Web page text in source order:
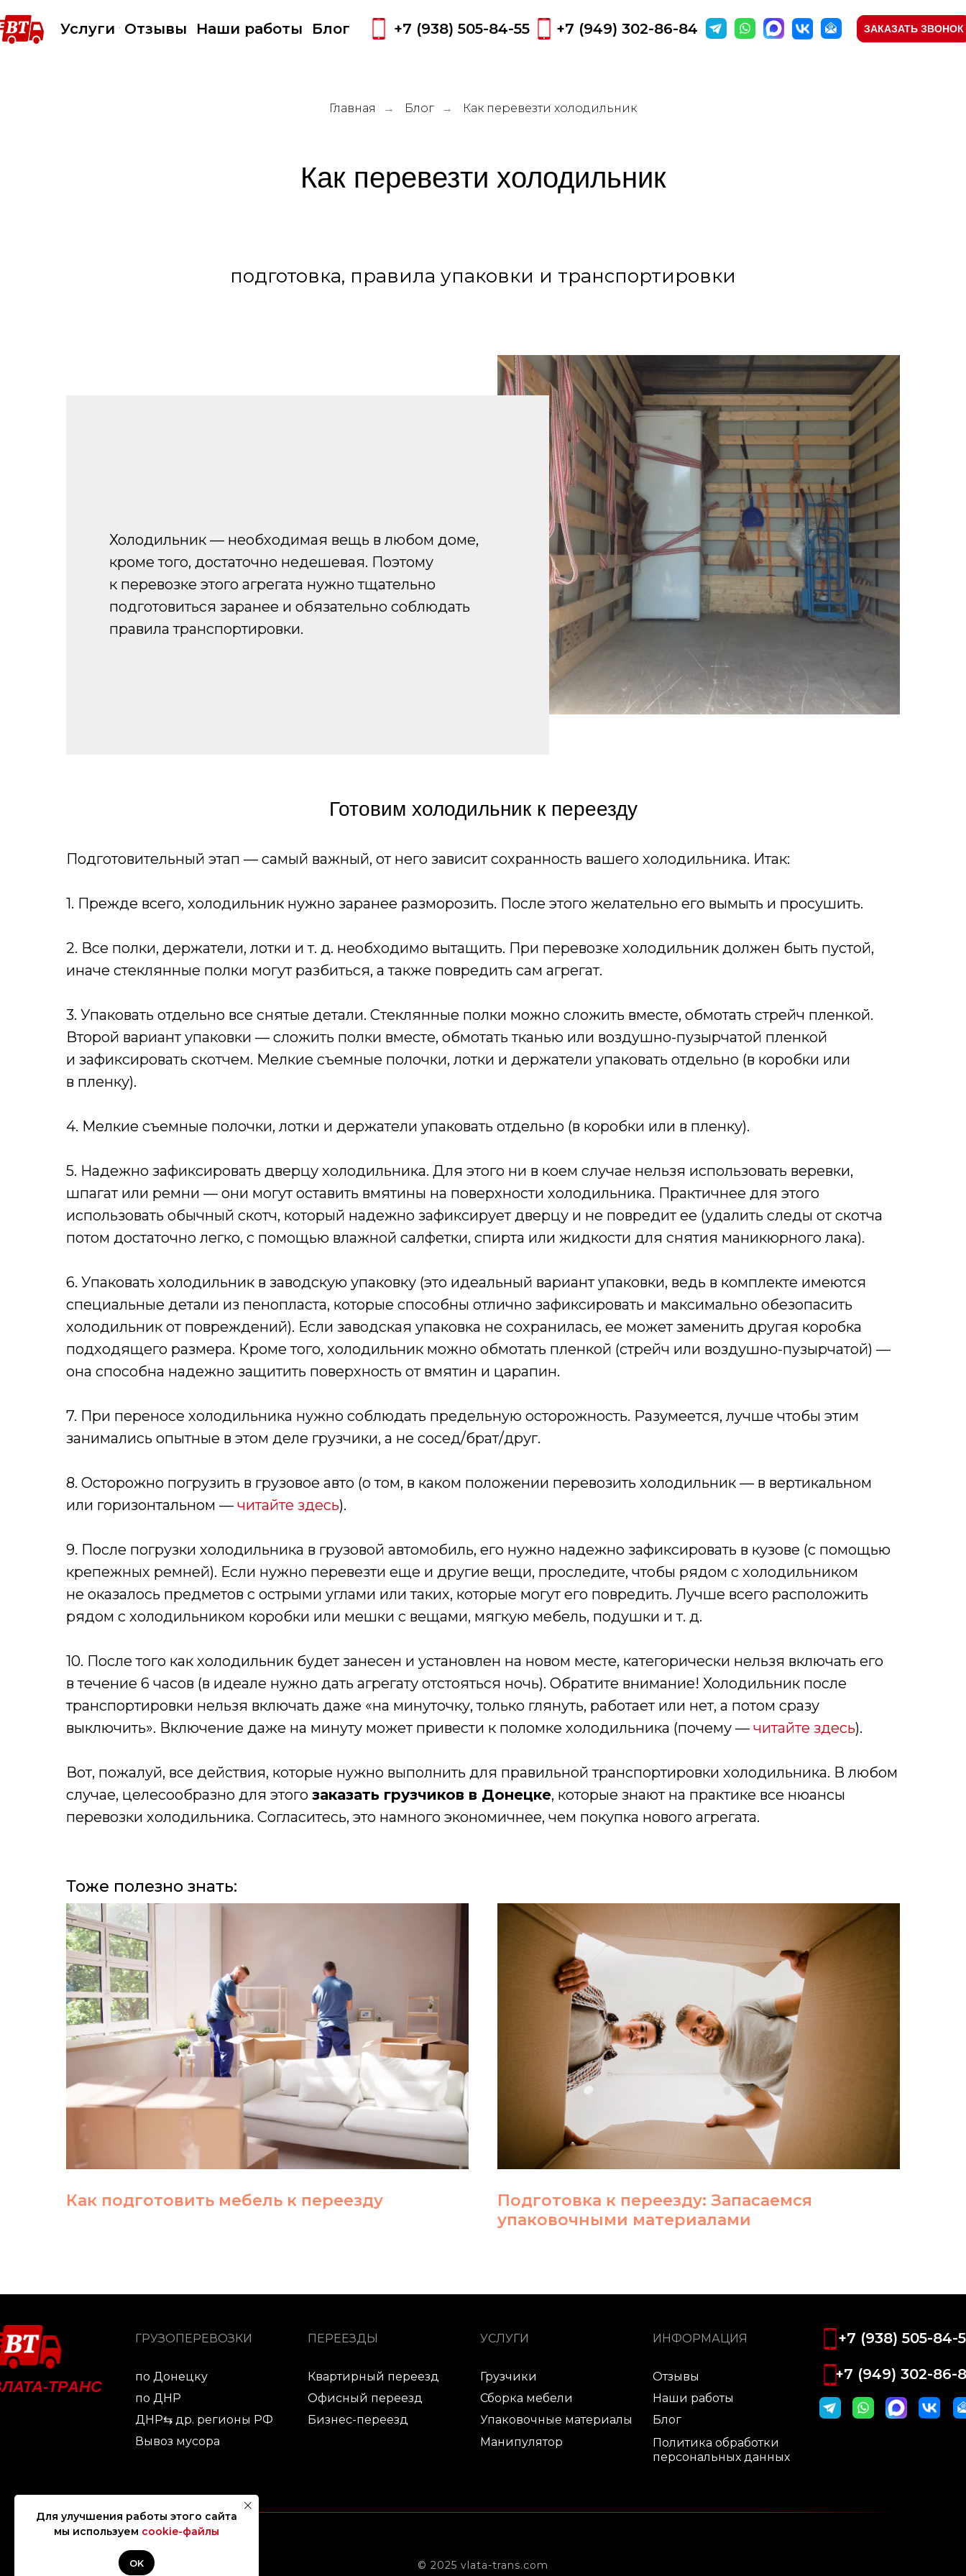
ЗАКАЗАТЬ ЗВОНОК
+7 (938) 505-84-55 +7 (949) 302-86-84
Блог
Наши работы
Отзывы
Услуги
Главная → Блог → Как перевезти холодильник
Как перевезти холодильник
подготовка, правила упаковки и транспортировки
Холодильник — необходимая вещь в любом доме,
кроме того, достаточно недешевая. Поэтому
к перевозке этого агрегата нужно тщательно
подготовиться заранее и обязательно соблюдать
правила транспортировки.
Готовим холодильник к переезду
Подготовительный этап — самый важный, от него зависит сохранность вашего холодильника. Итак:
1. Прежде всего, холодильник нужно заранее разморозить. После этого желательно его вымыть и просушить.
2. Все полки, держатели, лотки и т. д. необходимо вытащить. При перевозке холодильник должен быть пустой,
иначе стеклянные полки могут разбиться, а также повредить сам агрегат.
3. Упаковать отдельно все снятые детали. Стеклянные полки можно сложить вместе, обмотать стрейч пленкой.
Второй вариант упаковки — сложить полки вместе, обмотать тканью или воздушно-пузырчатой пленкой
и зафиксировать скотчем. Мелкие съемные полочки, лотки и держатели упаковать отдельно (в коробки или
в пленку).
4. Мелкие съемные полочки, лотки и держатели упаковать отдельно (в коробки или в пленку).
5. Надежно зафиксировать дверцу холодильника. Для этого ни в коем случае нельзя использовать веревки,
шпагат или ремни — они могут оставить вмятины на поверхности холодильника. Практичнее для этого
использовать обычный скотч, который надежно зафиксирует дверцу и не повредит ее (удалить следы от скотча
потом достаточно легко, с помощью влажной салфетки, спирта или жидкости для снятия маникюрного лака).
6. Упаковать холодильник в заводскую упаковку (это идеальный вариант упаковки, ведь в комплекте имеются
специальные детали из пенопласта, которые способны отлично зафиксировать и максимально обезопасить
холодильник от повреждений). Если заводская упаковка не сохранилась, ее может заменить другая коробка
подходящего размера. Кроме того, холодильник можно обмотать пленкой (стрейч или воздушно-пузырчатой) —
она способна надежно защитить поверхность от вмятин и царапин.
7. При переносе холодильника нужно соблюдать предельную осторожность. Разумеется, лучше чтобы этим
занимались опытные в этом деле грузчики, а не сосед/брат/друг.
8. Осторожно погрузить в грузовое авто (о том, в каком положении перевозить холодильник — в вертикальном
или горизонтальном — читайте здесь).
9. После погрузки холодильника в грузовой автомобиль, его нужно надежно зафиксировать в кузове (с помощью
крепежных ремней). Если нужно перевезти еще и другие вещи, проследите, чтобы рядом с холодильником
не оказалось предметов с острыми углами или таких, которые могут его повредить. Лучше всего расположить
рядом с холодильником коробки или мешки с вещами, мягкую мебель, подушки и т. д.
10. После того как холодильник будет занесен и установлен на новом месте, категорически нельзя включать его
в течение 6 часов (в идеале нужно дать агрегату отстояться ночь). Обратите внимание! Холодильник после
транспортировки нельзя включать даже «на минуточку, только глянуть, работает или нет, а потом сразу
выключить». Включение даже на минуту может привести к поломке холодильника (почему — читайте здесь).
Вот, пожалуй, все действия, которые нужно выполнить для правильной транспортировки холодильника. В любом
случае, целесообразно для этого заказать грузчиков в Донецке, которые знают на практике все нюансы
перевозки холодильника. Согласитесь, это намного экономичнее, чем покупка нового агрегата.
Тоже полезно знать:
Как подготовить мебель к переезду
Подготовка к переезду: Запасаемся
упаковочными материалами
+7 (949) 302-86-
+7 (938) 505-84-
Политика обработки
персональных данных
Блог
Наши работы
Отзывы
ИНФОРМАЦИЯ
Манипулятор
Упаковочные материалы
Сборка мебели
Грузчики
УСЛУГИ
Бизнес-переезд
Офисный переезд
Квартирный переезд
ПЕРЕЕЗДЫ
Вывоз мусора
ДНР⇆ др. регионы РФ
по ДНР
по Донецку
ГРУЗОПЕРЕВОЗКИ
ТРАНС
© 2025 vlata-trans.com
Для улучшения работы этого сайта
мы используем cookie-файлы
OK